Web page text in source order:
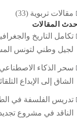
مقالات تربوية
المقالات
تكامل التاريخ
لجيل وطني لتونس
سحر الذكاء
الشاق إلى الإبداع
تدريس الفلسفة في
الناقد في مشروع تجديد